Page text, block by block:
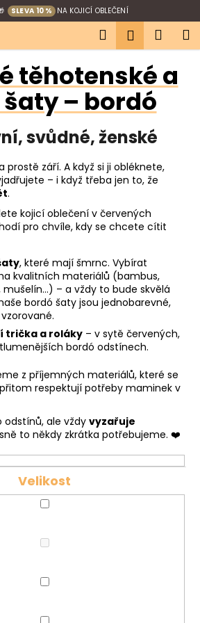
SLEVA 10 % NA KOJICÍ OBLEČENÍ
Hledat
těhotenské a
– bordó
svůdné, ženské
prostě září. A když si ji obléknete,
– i když třeba jen to, že
.
kojicí oblečení v červených
pro chvíle, kdy se chcete cítit
, které mají šmrnc. Vybírat
kvalitních materiálů (bambus,
mušelín…) – a vždy to bude skvělá
bordó šaty jsou jednobarevné,
trička a roláky – v sytě červených,
bordó odstínech.
z příjemných materiálů, které se
respektují potřeby maminek v
ale vždy vyzařuje
to někdy zkrátka potřebujeme. ❤️
Velikost
HLEDAT